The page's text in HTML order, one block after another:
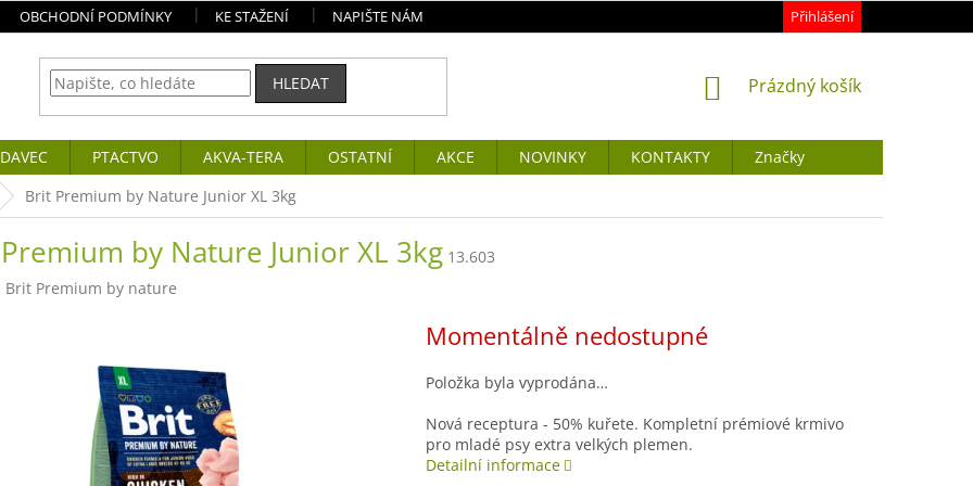
OBCHODNÍ PODMÍNKY KE STAŽENÍ NAPIŠTE NÁM Přihlášení
HLEDAT
NÁKUPNÍ
Prázdný košík
PTACTVO AKVA-TERA OSTATNÍ AKCE NOVINKY KONTAKTY
Značky
Brit Premium by Nature Junior XL 3kg
by Nature Junior XL 3kg 13.603
Brit Premium by nature
Momentálně nedostupné
Položka byla vyprodána…
Nová receptura - 50% kuřete. Kompletní prémiové krmivo
pro mladé psy extra velkých plemen.
Detailní informace